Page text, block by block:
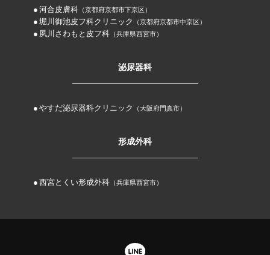
河合皮膚科 （京都府京都市下京区）
堀川御池皮フ科クリニック （京都府京都市中京区）
夙川さわもと皮フ科 （兵庫県西宮市）
泌尿器科
やすだ泌尿器科クリニック （大阪府門真市）
形成外科
西宮とくい形成外科 （兵庫県西宮市）